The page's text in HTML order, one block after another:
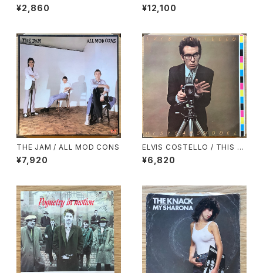
BESERKLEY CHART BUSTE
R VOLUME 1
¥2,860 ¥12,100
THE JAM / ALL MOD CONS
¥7,920
ELVIS COSTELLO / THIS Y
EAR’S MODEL
¥6,820